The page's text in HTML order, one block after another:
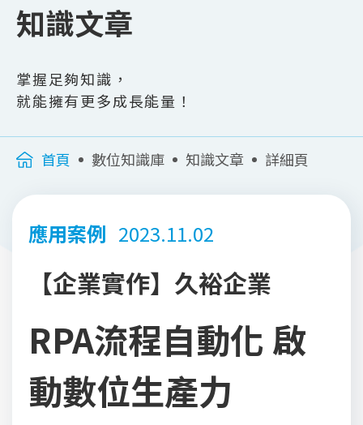
知識文章
掌握足夠知識，
就能擁有更多成長能量！
首頁 數位知識庫 知識文章 詳細頁
應用案例 2023.11.02
【企業實作】久裕企業
RPA流程自動化 啟
動數位生產力